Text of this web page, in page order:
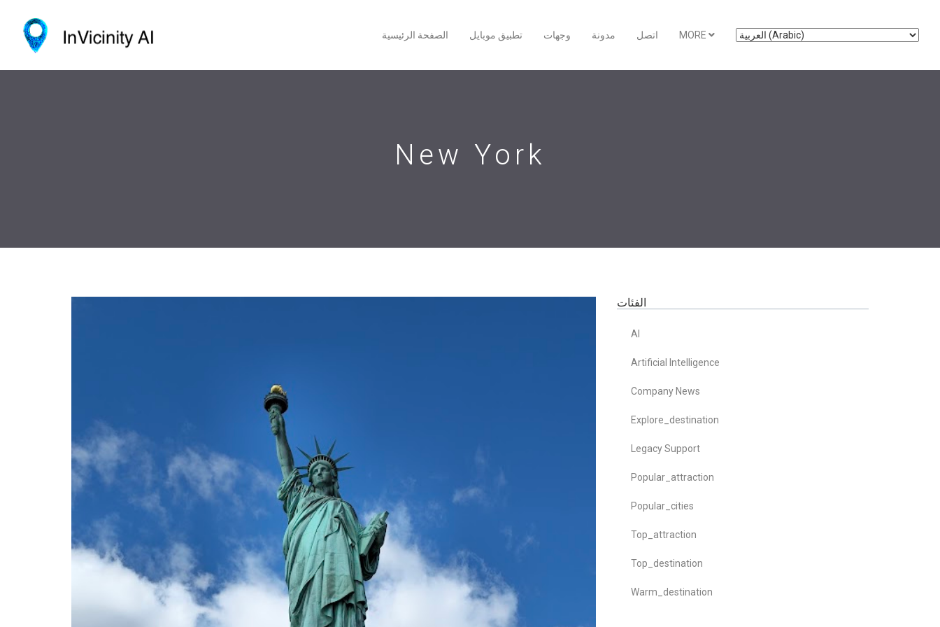
الصفحة الرئيسية تطبيق موبايل وجهات مدونة اتصل MORE
New York
الفئات
AI
Artificial Intelligence
Company News
Explore_destination
Legacy Support
Popular_attraction
Popular_cities
Top_attraction
Top_destination
Warm_destination